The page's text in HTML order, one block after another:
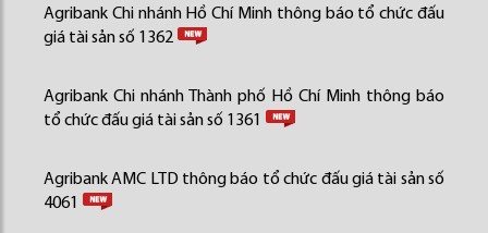
Agribank Chi nhánh Hồ Chí Minh thông báo tổ chức đấu
giá tài sản số 1362
Agribank Chi nhánh Thành phố Hồ Chí Minh thông báo
tổ chức đấu giá tài sản số 1361
Agribank AMC LTD thông báo tổ chức đấu giá tài sản số
4061